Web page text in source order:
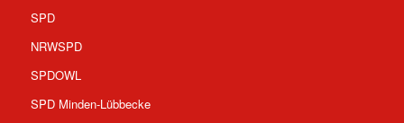
SPD
NRWSPD
SPDOWL
SPD Minden-Lübbecke